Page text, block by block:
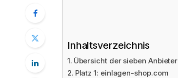
Inhaltsverzeichnis
Übersicht der sieben Anbieter
Platz 1: einlagen-shop.com